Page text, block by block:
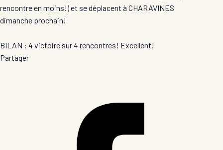
rencontre en moins!) et se déplacent à CHARAVINES
dimanche prochain!
BILAN : 4 victoire sur 4 rencontres! Excellent!
Partager